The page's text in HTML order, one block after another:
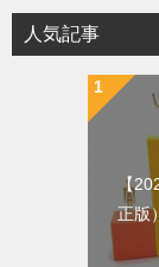
人気記事
【
正版）